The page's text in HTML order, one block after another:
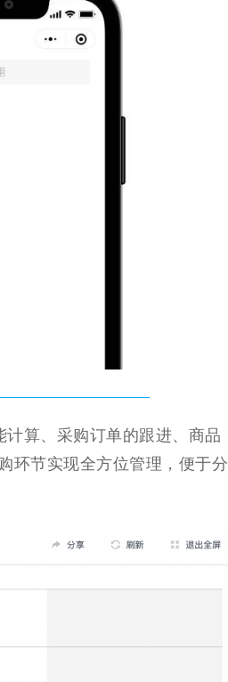
算、采购订单的跟进、商品
环节实现全方位管理， 便于分